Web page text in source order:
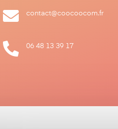
 contact@coocoocom.fr
 06 48 13 39 17